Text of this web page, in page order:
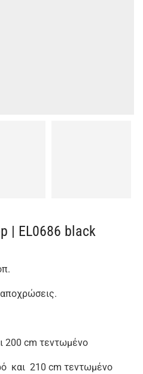
| EL0686 black
200 cm τεντωμένο
και 210 cm τεντωμένο